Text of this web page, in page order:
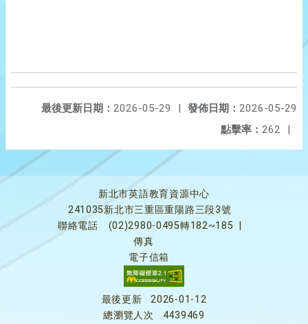
發佈日期： 2026-05-29
最後更新日期： 2026-05-29
|
點擊率： 262 |
新北市英語教育資源中心
241035新北市三重區重陽路三段3號
聯絡電話
(02)2980-0495轉182~185
傳真
電子信箱
最後更新
2026-01-12
總瀏覽人次
4439469